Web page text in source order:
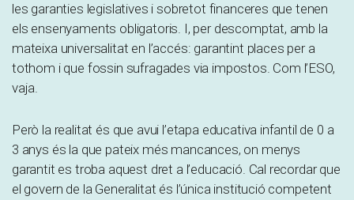
les garanties legislatives i sobretot financeres que tenen
els ensenyaments obligatoris. I, per descomptat, amb la
mateixa universalitat en l’accés: garantint places per a
tothom i que fossin sufragades via impostos. Com l’ESO,
vaja.
Però la realitat és que avui l’etapa educativa infantil de 0 a
3 anys és la que pateix més mancances, on menys
garantit es troba aquest dret a l’educació. Cal recordar que
el govern de la Generalitat és l’única institució competent